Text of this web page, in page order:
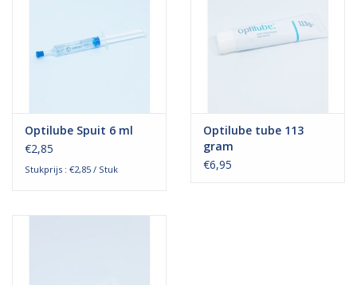
Optilube Spuit 6 ml
€2,85
Stukprijs : €2,85 / Stuk
Optilube tube 113
gram
€6,95